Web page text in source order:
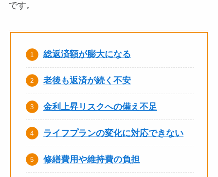
です。
総返済額が膨大になる
老後も返済が続く不安
金利上昇リスクへの備え不足
ライフプランの変化に対応できない
修繕費用や維持費の負担